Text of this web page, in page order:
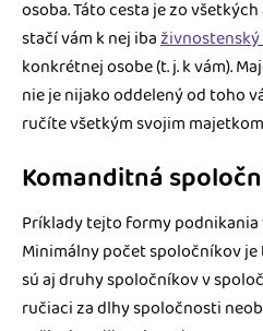
osoba. Táto cesta je zo
stačí vám k nej iba
konkrétnej osobe (t. j. k vám).
nie je nijako oddelený od toho
ručíte všetkým svojim
Komanditná
Príklady tejto formy podnikania
Minimálny počet spoločníkov je
sú aj druhy spoločníkov v
ručiaci za dlhy spoločnosti